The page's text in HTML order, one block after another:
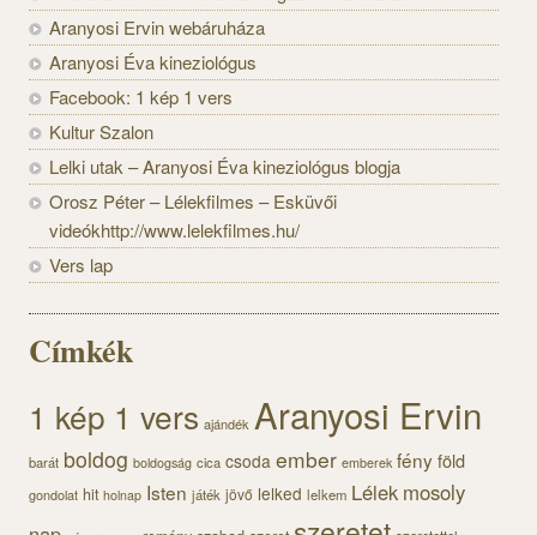
Aranyosi Ervin webáruháza
Aranyosi Éva kineziológus
Facebook: 1 kép 1 vers
Kultur Szalon
Lelki utak – Aranyosi Éva kineziológus blogja
Orosz Péter – Lélekfilmes – Esküvői
videókhttp://www.lelekfilmes.hu/
Vers lap
Címkék
1 kép 1 vers ajándék Aranyosi Ervin
barát boldog boldogság cica csoda ember emberek fényföld
gondolat hit holnap Isten játék jövő lelked lelkem Lélek mosoly